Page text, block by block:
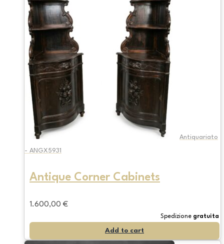
Antiquariato
- ANGX5931
Antique Corner Cabinets
1.600,00 €
Spedizione gratuita
Add to cart